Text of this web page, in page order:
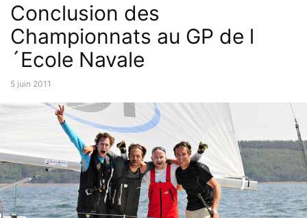
Conclusion des
Championnats au GP de l
´Ecole Navale
5 juin 2011